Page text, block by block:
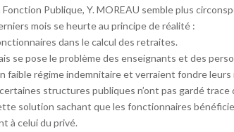
Publique, Y. MOREAU semble plus
mois se heurte au principe de réalité :
dans le calcul des retraites.
se pose le problème des enseignants et des
faible régime indemnitaire et verraient fondre leurs
structures publiques n’ont pas gardé trace
solution sachant que les fonctionnaires
à celui du privé.